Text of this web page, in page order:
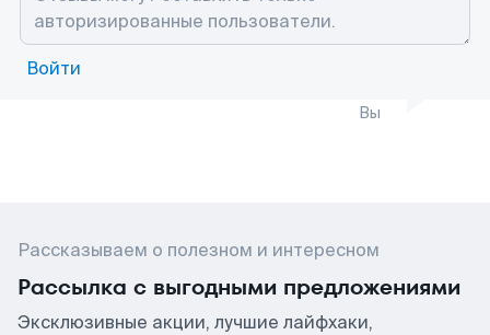
Войти
Вы
Рассказываем о полезном и интересном
Рассылка с выгодными предложениями
Эксклюзивные акции, лучшие лайфхаки,